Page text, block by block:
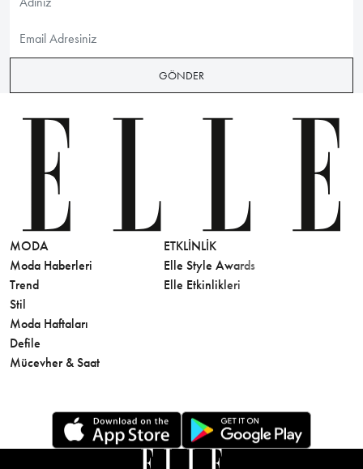
GÖNDER
MODA
Moda Haberleri
Trend
Stil
Moda Haftaları
Defile
Mücevher & Saat
ETKLINLIK
Elle Style Awards
Elle Etkinlikleri